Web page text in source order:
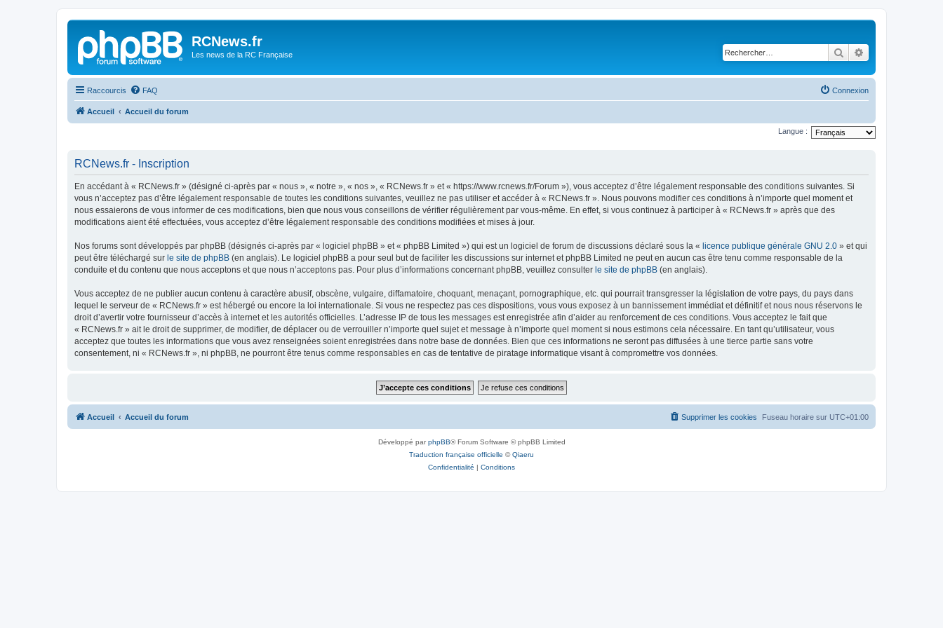
RCNews.fr
Les news de la RC Française Rechercher
Raccourcis FAQ Connexion
Accueil Accueil du forum
Langue :
RCNews.fr - Inscription
En accédant à « RCNews.fr » (désigné ci-après par « nous », « notre », « nos », « RCNews.fr » et « https://www.rcnews.fr/Forum »), vous acceptez d’être légalement responsable des conditions suivantes. Si
vous n’acceptez pas d’être légalement responsable de toutes les conditions suivantes, veuillez ne pas utiliser et accéder à « RCNews.fr ». Nous pouvons modifier ces conditions à n’importe quel moment et
nous essaierons de vous informer de ces modifications, bien que nous vous conseillons de vérifier régulièrement par vous-même. En effet, si vous continuez à participer à « RCNews.fr » après que des
modifications aient été effectuées, vous acceptez d’être légalement responsable des conditions modifiées et mises à jour.
Nos forums sont développés par phpBB (désignés ci-après par « logiciel phpBB » et « phpBB Limited ») qui est un logiciel de forum de discussions déclaré sous la « licence publique générale GNU 2.0 » et qui
peut être téléchargé sur le site de phpBB (en anglais). Le logiciel phpBB a pour seul but de faciliter les discussions sur internet et phpBB Limited ne peut en aucun cas être tenu comme responsable de la
conduite et du contenu que nous acceptons et que nous n’acceptons pas. Pour plus d’informations concernant phpBB, veuillez consulter le site de phpBB (en anglais).
Vous acceptez de ne publier aucun contenu à caractère abusif, obscène, vulgaire, diffamatoire, choquant, menaçant, pornographique, etc. qui pourrait transgresser la législation de votre pays, du pays dans
lequel le serveur de « RCNews.fr » est hébergé ou encore la loi internationale. Si vous ne respectez pas ces dispositions, vous vous exposez à un bannissement immédiat et définitif et nous nous réservons le
droit d’avertir votre fournisseur d’accès à internet et les autorités officielles. L’adresse IP de tous les messages est enregistrée afin d’aider au renforcement de ces conditions. Vous acceptez le fait que
« RCNews.fr » ait le droit de supprimer, de modifier, de déplacer ou de verrouiller n’importe quel sujet et message à n’importe quel moment si nous estimons cela nécessaire. En tant qu’utilisateur, vous
acceptez que toutes les informations que vous avez renseignées soient enregistrées dans notre base de données. Bien que ces informations ne seront pas diffusées à une tierce partie sans votre
consentement, ni « RCNews.fr », ni phpBB, ne pourront être tenus comme responsables en cas de tentative de piratage informatique visant à compromettre vos données.
Accueil Accueil du forum Fuseau horaire sur UTC+01:00
Supprimer les cookies
Développé parphpBB® Forum Software © phpBB Limited
Traduction française officielle ©Qiaeru
Confidentialité | Conditions